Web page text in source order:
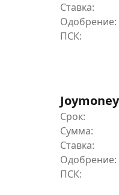
Ставка:
Одобрение:
Joymoney
Срок:
Сумма:
Ставка:
Одобрение: